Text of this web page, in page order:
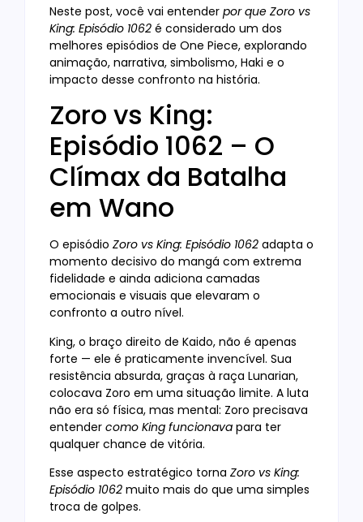
Neste post, você vai entender por que Zoro vs
King: Episódio 1062 é considerado um dos
melhores episódios de One Piece, explorando
animação, narrativa, simbolismo, Haki e o
impacto desse confronto na história.
Zoro vs King:
Episódio 1062 – O
Clímax da Batalha
em Wano
O episódio Zoro vs King: Episódio 1062 adapta o
momento decisivo do mangá com extrema
fidelidade e ainda adiciona camadas
emocionais e visuais que elevaram o
confronto a outro nível.
King, o braço direito de Kaido, não é apenas
forte — ele é praticamente invencível. Sua
resistência absurda, graças à raça Lunarian,
colocava Zoro em uma situação limite. A luta
não era só física, mas mental: Zoro precisava
entender como King funcionava para ter
qualquer chance de vitória.
Esse aspecto estratégico torna Zoro vs King:
Episódio 1062 muito mais do que uma simples
troca de golpes.